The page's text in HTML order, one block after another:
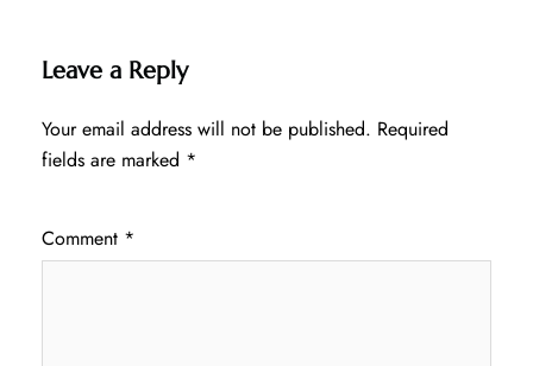
Leave a Reply
Your email address will not be published. Required
fields are marked *
Comment *